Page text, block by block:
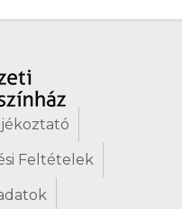
Feltételek